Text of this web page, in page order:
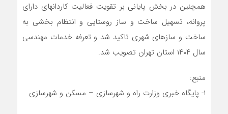
همچنین در بخش پایانی بر تقویت فعالیت کاردانهای دارای
پروانه، تسهیل ساخت و ساز روستایی و انتظام بخشی به
ساخت و سازهای شهری تاکید شد و تعرفه خدمات مهندسی
سال ۱۴۰۴ استان تهران تصویب شد.
منبع:
1- پایگاه خبری وزارت راه و شهرسازی – مسکن و شهرسازی